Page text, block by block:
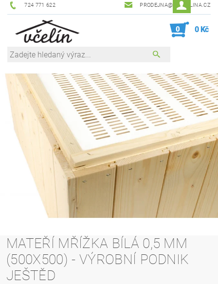
724 771 622 PRODEJNA@ZEVCELINA.CZ
0 0 Kč
MATEŘÍ MŘÍŽKA BÍLÁ 0,5 MM
(500X500) - VÝROBNÍ PODNIK
JEŠTĚD